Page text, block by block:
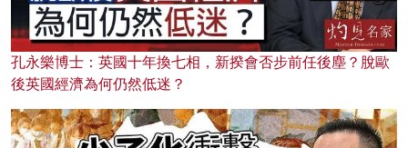
孔永樂博士：英國十年換七相，新揆會否步前任後塵？脫歐
後英國經濟為何仍然低迷？